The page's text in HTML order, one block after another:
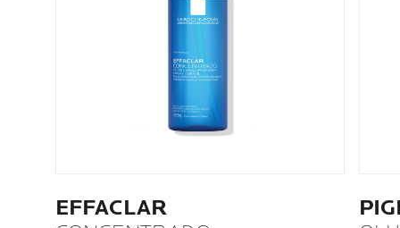
EFFACLAR